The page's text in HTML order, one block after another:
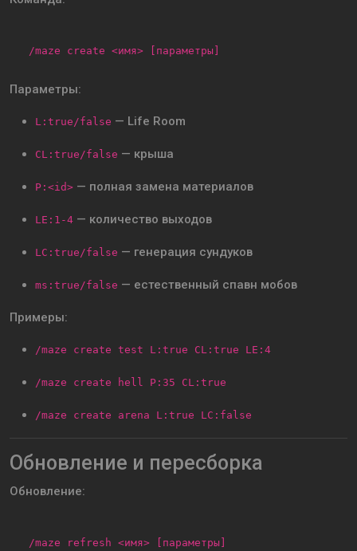
/maze create <имя> [параметры]
Параметры:
L:true/false — Life Room
CL:true/false — крыша
P:<id> — полная замена материалов
LE:1-4 — количество выходов
LC:true/false — генерация сундуков
ms:true/false — естественный спавн мобов
Примеры:
/maze create test L:true CL:true LE:4
/maze create hell P:35 CL:true
/maze create arena L:true LC:false
Обновление и пересборка
Обновление:
/maze refresh <имя> [параметры]